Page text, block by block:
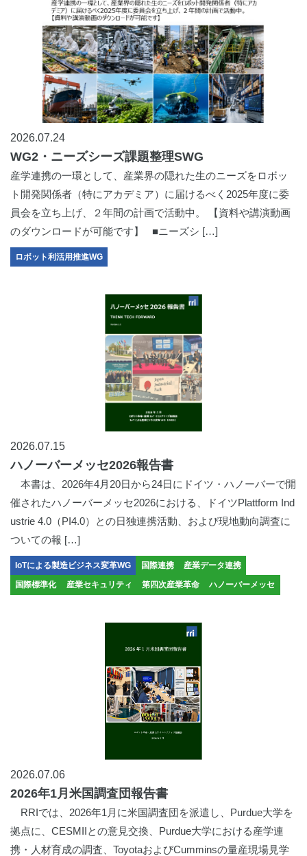
2026.07.24
WG2・ニーズシーズ課題整理SWG
産学連携の一環として、産業界の隠れた生のニーズをロボッ
ト開発関係者（特にアカデミア）に届けるべく2025年度に委
員会を立ち上げ、２年間の計画で活動中。 【資料や講演動画
のダウンロードが可能です】 ■ニーズシ […]
ロボット利活用推進WG
2026.07.15
ハノーバーメッセ2026報告書
本書は、2026年4月20日から24日にドイツ・ハノーバーで開
催されたハノーバーメッセ2026における、ドイツPlattform Ind
ustrie 4.0（PI4.0）との日独連携活動、および現地動向調査に
ついての報 […]
IoTによる製造ビジネス変革WG 国際連携 産業データ連携
国際標準化 産業セキュリティ 第四次産業革命 ハノーバーメッセ
2026.07.06
2026年1月米国調査団報告書
RRIでは、2026年1月に米国調査団を派遣し、Purdue大学を
拠点に、CESMIIとの意見交換、Purdue大学における産学連
携・人材育成の調査、ToyotaおよびCumminsの量産現場見学